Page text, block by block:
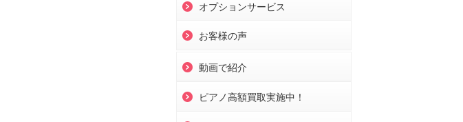
オプションサービス
お客様の声
動画で紹介
ピアノ高額買取実施中！